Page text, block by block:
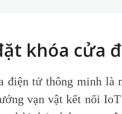
khóa cửa
điện tử thông minh là
vạn vật kết nối